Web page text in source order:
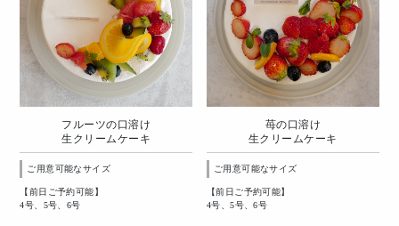
フルーツの口溶け
生クリームケーキ
ご用意可能なサイズ
【前日ご予約可能】
4号、5号、6号
苺の口溶け
生クリームケーキ
ご用意可能なサイズ
【前日ご予約可能】
4号、5号、6号